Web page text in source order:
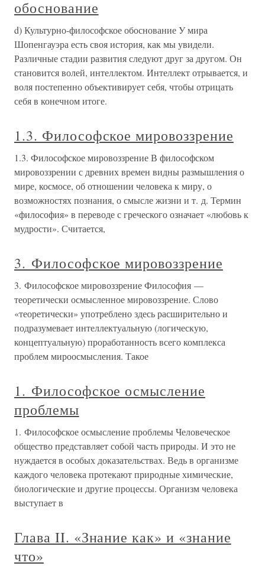
обоснование
d) Культурно-философское обоснование У мира
Шопенгауэра есть своя история, как мы увидели.
Различные стадии развития следуют друг за другом. Он
становится волей, интеллектом. Интеллект отрывается, и
воля постепенно объективирует себя, чтобы отрицать
себя в конечном итоге.
1.3. Философское мировоззрение
1.3. Философское мировоззрение В философском
мировоззрении с древних времен видны размышления о
мире, космосе, об отношении человека к миру, о
возможностях познания, о смысле жизни и т. д. Термин
«философия» в переводе с греческого означает «любовь к
мудрости». Считается,
3. Философское мировоззрение
3. Философское мировоззрение Философия —
теоретически осмысленное мировоззрение. Слово
«теоретически» употреблено здесь расширительно и
подразумевает интеллектуальную (логическую,
концептуальную) проработанность всего комплекса
проблем мироосмысления. Такое
1. Философское осмысление
проблемы
1. Философское осмысление проблемы Человеческое
общество представляет собой часть природы. И это не
нуждается в особых доказательствах. Ведь в организме
каждого человека протекают природные химические,
биологические и другие процессы. Организм человека
выступает в
Глава II. «Знание как» и «знание
что»